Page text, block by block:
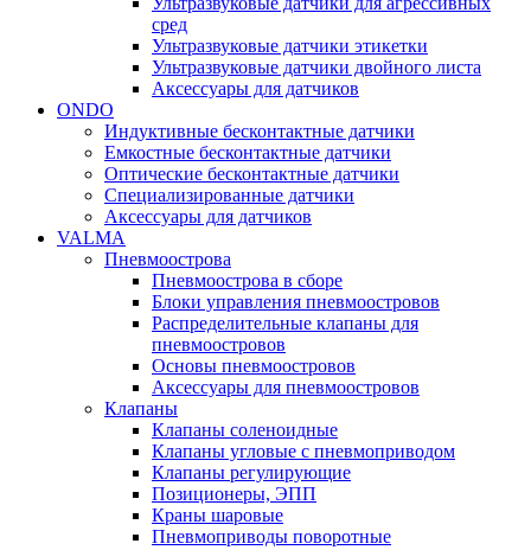
сред
Ультразвуковые датчики этикетки
Ультразвуковые датчики двойного листа
Аксессуары для датчиков
ONDO
Индуктивные бесконтактные датчики
Емкостные бесконтактные датчики
Оптические бесконтактные датчики
Специализированные датчики
Аксессуары для датчиков
VALMA
Пневмоострова
Пневмоострова в сборе
Блоки управления пневмоостровов
Распределительные клапаны для
пневмоостровов
Основы пневмоостровов
Аксессуары для пневмоостровов
Клапаны
Клапаны соленоидные
Клапаны угловые с пневмоприводом
Клапаны регулирующие
Позиционеры, ЭПП
Краны шаровые
Пневмоприводы поворотные